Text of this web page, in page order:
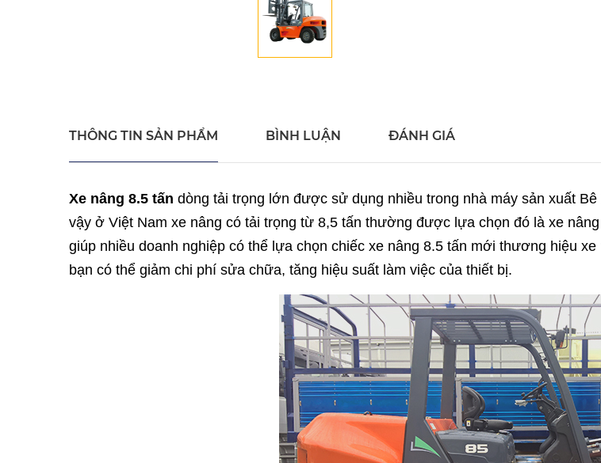
THÔNG TIN SẢN PHẨM BÌNH LUẬN ĐÁNH GIÁ
Xe nâng 8.5 tấn dòng tải trọng lớn được sử dụng nhiều trong nhà máy sản xuất
vậy ở Việt Nam xe nâng có tải trọng từ 8,5 tấn thường được lựa chọn đó là xe
giúp nhiều doanh nghiệp có thể lựa chọn chiếc xe nâng 8.5 tấn mới thương hiệu
bạn có thể giảm chi phí sửa chữa, tăng hiệu suất làm việc của thiết bị.